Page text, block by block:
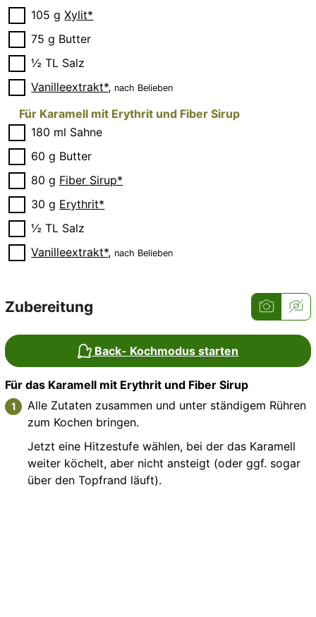
▢
105 g Xylit*
▢
75 g Butter
▢
½ TL Salz
▢
Vanilleextrakt*, nach Belieben
Für Karamell mit Erythrit und Fiber Sirup
▢
180 ml Sahne
▢
60 g Butter
▢
80 g Fiber Sirup*
▢
30 g Erythrit*
▢
½ TL Salz
▢
Vanilleextrakt*, nach Belieben
Zubereitung
Back- Kochmodus starten
Für das Karamell mit Erythrit und Fiber Sirup
Alle Zutaten zusammen und unter ständigem Rühren
zum Kochen bringen.
Jetzt eine Hitzestufe wählen, bei der das Karamell
weiter köchelt, aber nicht ansteigt (oder ggf. sogar
über den Topfrand läuft).